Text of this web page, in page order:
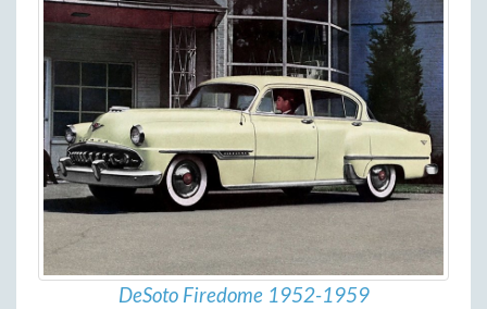
DeSoto Firedome 1952-1959